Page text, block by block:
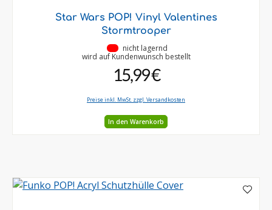
Star Wars POP! Vinyl Valentines
Stormtrooper
nicht lagernd
wird auf Kundenwunsch bestellt
15,99 €
Preise inkl. MwSt. zzgl. Versandkosten
In den Warenkorb